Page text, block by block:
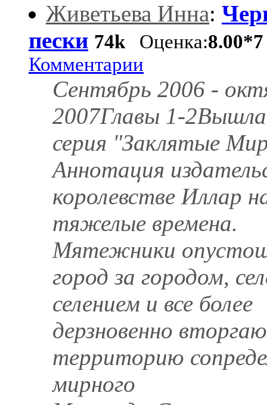
Живетьева Инна:
пески 74kОценка:8.00*7
Комментарии
Сентябрь 2006 -
2007Главы 1-
серия "Заклятые
Аннотация
королевстве Иллар
тяжелые времена.
Мятежники
город за городом,
селением и все более
дерзновенно
территорию
мирного